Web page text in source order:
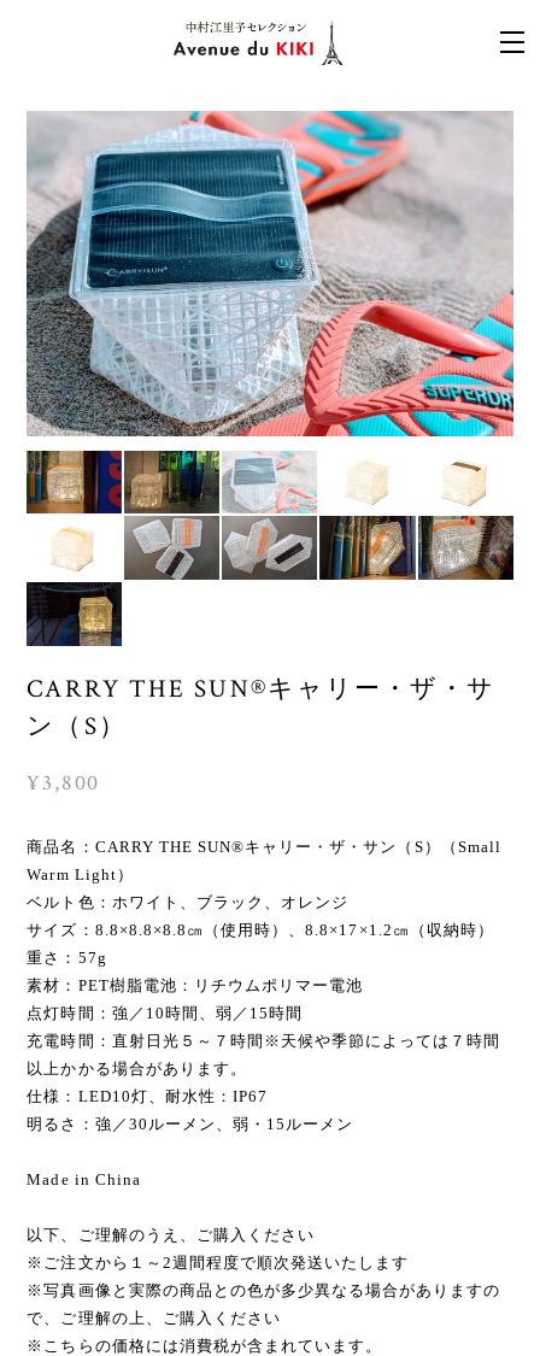
CARRY THE SUN®キャリー・ザ・サ
ン（S）
¥3,800
商品名：CARRY THE SUN®キャリー・ザ・サン（S）（Small
Warm Light）
ベルト色：ホワイト、ブラック、オレンジ
サイズ：8.8×8.8×8.8㎝（使用時）、8.8×17×1.2㎝（収納時）
重さ：57g
素材：PET樹脂電池：リチウムポリマー電池
点灯時間：強／10時間、弱／15時間
充電時間：直射日光５～７時間※天候や季節によっては７時間
以上かかる場合があります。
仕様：LED10灯、耐水性：IP67
明るさ：強／30ルーメン、弱・15ルーメン
Made in China
以下、ご理解のうえ、ご購入ください
※ご注文から１～2週間程度で順次発送いたします
※写真画像と実際の商品との色が多少異なる場合がありますの
で、ご理解の上、ご購入ください
※こちらの価格には消費税が含まれています。